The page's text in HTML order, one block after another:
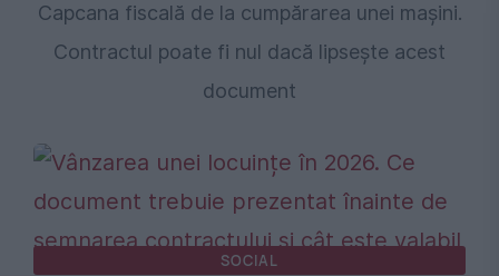
Capcana fiscală de la cumpărarea unei mașini.
Contractul poate fi nul dacă lipsește acest
document
SOCIAL